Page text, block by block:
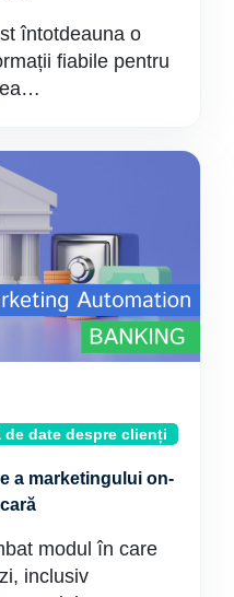
întotdeauna o
fiabile pentru
de date despre clienți
a marketingului on-
modul în care
inclusiv